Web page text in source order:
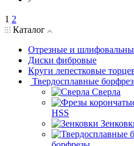
1 2
Каталог
Отрезные и
Диски фибровые
Круги лепестковые
Твердосплавные
Сверла
HSS